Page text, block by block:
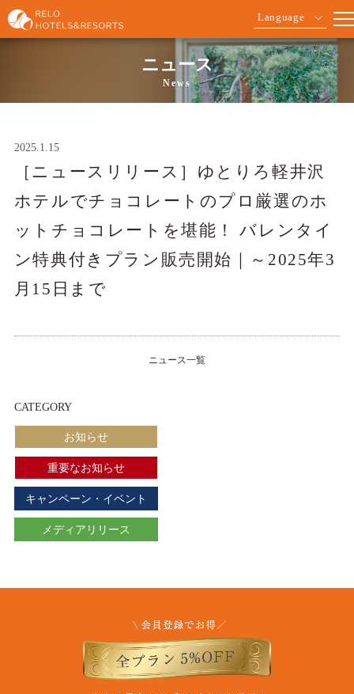
Language
ニュース
News
2025.1.15
［ニュースリリース］ゆとりろ軽井沢
ホテルでチョコレートのプロ厳選のホ
ットチョコレートを堪能！ バレンタイ
ン特典付きプラン販売開始｜～2025年3
月15日まで
ニュース一覧
CATEGORY
お知らせ
重要なお知らせ
キャンペーン・イベント
メディアリリース